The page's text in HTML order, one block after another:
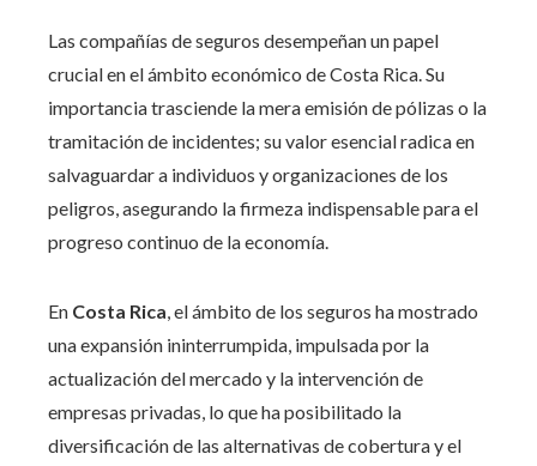
Las compañías de seguros desempeñan un papel
crucial en el ámbito económico de Costa Rica. Su
importancia trasciende la mera emisión de pólizas o la
tramitación de incidentes; su valor esencial radica en
salvaguardar a individuos y organizaciones de los
peligros, asegurando la firmeza indispensable para el
progreso continuo de la economía.
En Costa Rica, el ámbito de los seguros ha mostrado
una expansión ininterrumpida, impulsada por la
actualización del mercado y la intervención de
empresas privadas, lo que ha posibilitado la
diversificación de las alternativas de cobertura y el